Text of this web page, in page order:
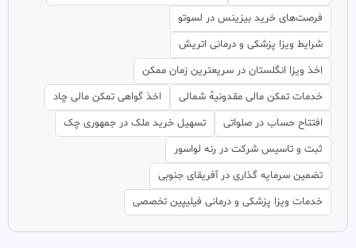
فرصت‌های خرید بیزینس در لسوتو
شرایط ویزا پزشکی و درمانی اتریش
اخذ ویزا انگلستان در سریعترین زمان ممکن
خدمات تمکن مالی مقدونیهٔ شمالی
اخذ گواهی تمکن مالی چاد
افتتاح حساب در صلواتی
تسهیل خرید ملک در جمهوری چک
ثبت و تاسیس شرکت در رنه لواسور
تضمین سرمایه گذاری در آفریقای جنوبی
خدمات ویزا پزشکی و درمانی فیلیپین تخصصی